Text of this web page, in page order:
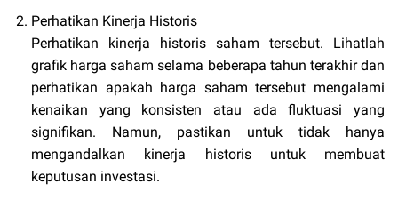
Perhatikan Kinerja Historis
Perhatikan kinerja historis saham tersebut. Lihatlah
grafik harga saham selama beberapa tahun terakhir dan
perhatikan apakah harga saham tersebut mengalami
kenaikan yang konsisten atau ada fluktuasi yang
signifikan. Namun, pastikan untuk tidak hanya
mengandalkan kinerja historis untuk membuat
keputusan investasi.